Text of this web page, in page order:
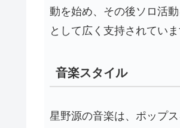
動を始め、その後ソロ活
として広く支持されていま
音楽スタイル
星野源の音楽は、ポップ